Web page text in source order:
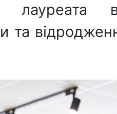
лауреата
та